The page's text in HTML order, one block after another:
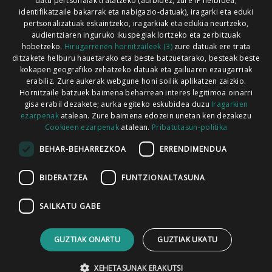
Codesyntaxek garatua
HARREMANETARAKO
identifikatzaile bakarrak eta nabigazio-datuak), iragarki eta eduki
pertsonalizatuak eskaintzeko, iragarkiak eta edukia neurtzeko,
audientziaren inguruko ikuspegiak lortzeko eta zerbitzuak
hobetzeko. Hirugarrenen hornitzaileek (3)zure datuak ere trata
ditzakete helburu hauetarako eta beste batzuetarako, besteak beste
kokapen geografiko zehatzeko datuak eta gailuaren ezaugarriak
erabiliz. Zure aukerak webgune honi soilik aplikatzen zaizkio.
Hornitzaile batzuek baimena beharrean interes legitimoa oinarri
gisa erabil dezakete; aurka egiteko eskubidea duzu Iragarkien
ezarpenakatalean. Zure baimena edozein unetan ken dezakezu
Cookieen ezarpenak atalean. Pribatutasun-politika
BEHAR-BEHARREZKOA ERRENDIMENDUA
BIDERATZEA FUNTZIONALTASUNA
SAILKATU GABE
GUZTIAK ONARTU GUZTIAK UKATU
XEHETASUNAK ERAKUTSI